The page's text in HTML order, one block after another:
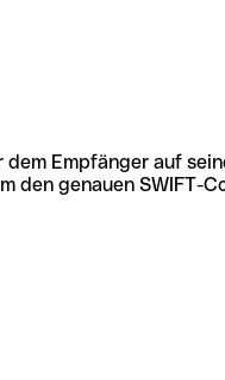
dem Empfänger auf
den genauen SWIFT-